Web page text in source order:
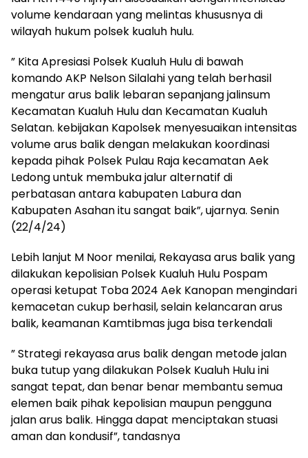
volume kendaraan yang melintas khususnya di
wilayah hukum polsek kualuh hulu.
” Kita Apresiasi Polsek Kualuh Hulu di bawah
komando AKP Nelson Silalahi yang telah berhasil
mengatur arus balik lebaran sepanjang jalinsum
Kecamatan Kualuh Hulu dan Kecamatan Kualuh
Selatan. kebijakan Kapolsek menyesuaikan intensitas
volume arus balik dengan melakukan koordinasi
kepada pihak Polsek Pulau Raja kecamatan Aek
Ledong untuk membuka jalur alternatif di
perbatasan antara kabupaten Labura dan
Kabupaten Asahan itu sangat baik”, ujarnya. Senin
(22/4/24)
Lebih lanjut M Noor menilai, Rekayasa arus balik yang
dilakukan kepolisian Polsek Kualuh Hulu Pospam
operasi ketupat Toba 2024 Aek Kanopan mengindari
kemacetan cukup berhasil, selain kelancaran arus
balik, keamanan Kamtibmas juga bisa terkendali
” Strategi rekayasa arus balik dengan metode jalan
buka tutup yang dilakukan Polsek Kualuh Hulu ini
sangat tepat, dan benar benar membantu semua
elemen baik pihak kepolisian maupun pengguna
jalan arus balik. Hingga dapat menciptakan stuasi
aman dan kondusif”, tandasnya